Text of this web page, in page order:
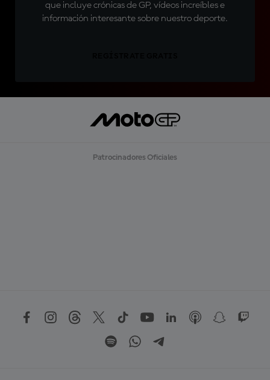
que incluye crónicas de GP, vídeos increíbles e
información interesante sobre nuestro deporte.
Patrocinadores Oficiales